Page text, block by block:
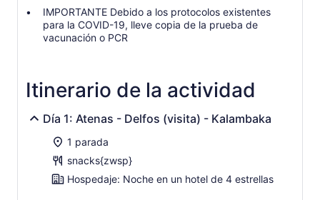
IMPORTANTE Debido a los protocolos existentes
para la COVID-19, lleve copia de la prueba de
vacunación o PCR
Itinerario de la actividad
Día 1: Atenas - Delfos (visita) - Kalambaka
1 parada
snacks{zwsp}
Hospedaje: Noche en un hotel de 4 estrellas